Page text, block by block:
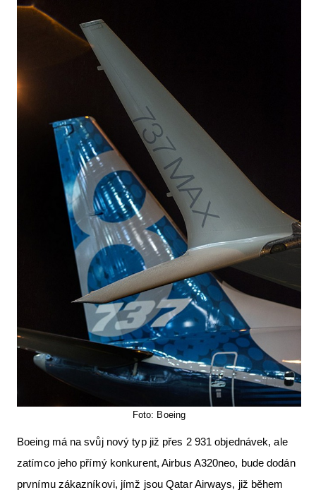
Foto: Boeing
Boeing má na svůj nový typ již přes 2 931 objednávek, ale
zatímco jeho přímý konkurent, Airbus A320neo, bude dodán
prvnímu zákazníkovi, jímž jsou Qatar Airways, již během